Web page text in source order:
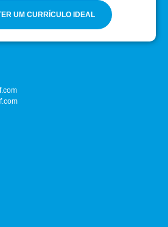
UM CURRÍCULO IDEAL